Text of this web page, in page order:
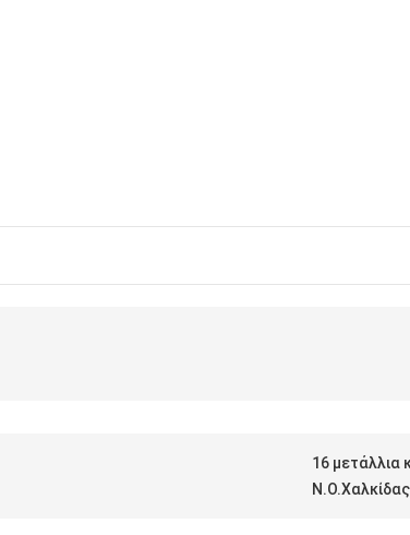
16 μετάλλια